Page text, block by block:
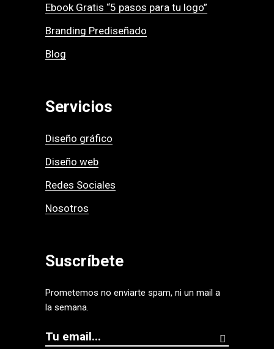
Ebook Gratis “5 pasos para tu logo”
Branding Prediseñado
Blog
Servicios
Diseño gráfico
Diseño web
Redes Sociales
Nosotros
Suscríbete
Prometemos no enviarte spam, ni un mail a
la semana.